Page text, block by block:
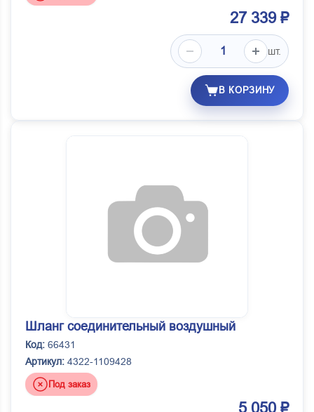
27 339 ₽
шт.
В КОРЗИНУ
Шланг соединительный воздушный
Код: 66431
Артикул: 4322-1109428
Под заказ
5 050 ₽